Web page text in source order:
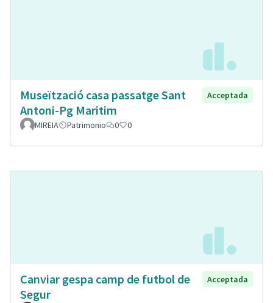
Museïtzació casa passatge Sant
Antoni-Pg Maritim
Acceptada
MIREIA Patrimonio 0 0
Canviar gespa camp de futbol de
Segur
Acceptada